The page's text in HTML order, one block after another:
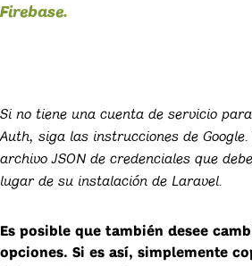
Firebase.
Si no tiene una cuenta de servicio
Auth, siga las instrucciones de
archivo JSON de credenciales que
lugar de su instalación de Laravel.
Es posible que también desee
opciones. Si es así, simplemente